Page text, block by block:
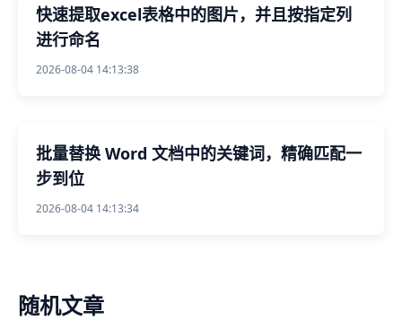
快速提取excel表格中的图片，并且按指定列
进行命名
2026-08-04 14:13:38
批量替换 Word 文档中的关键词，精确匹配一
步到位
2026-08-04 14:13:34
随机文章